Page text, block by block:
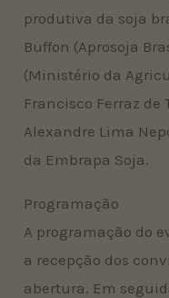
produtiva da soja
Buffon (Aprosoja
(Ministério da
Francisco Ferraz de
Alexandre Lima
da Embrapa Soja.
Programação
A programação do
a recepção dos
abertura. Em